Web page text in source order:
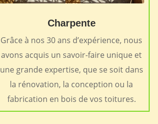
Charpente
Grâce à nos 30 ans d’expérience, nous
avons acquis un savoir-faire unique et
une grande expertise, que se soit dans
la rénovation, la conception ou la
fabrication en bois de vos toitures.